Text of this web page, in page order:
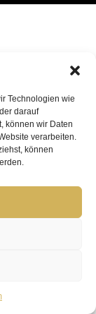
Technologien wie
darauf
können wir Daten
verarbeiten.
können